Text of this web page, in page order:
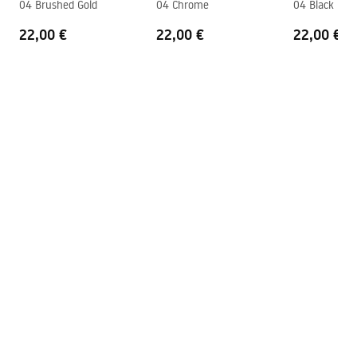
Savienojumu attālums
150
Pielęgnacja
04 Brushed Gold
22,00 €
04 Chrome
22,00 €
04 Black
22,00 €